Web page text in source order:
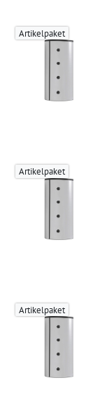
Artikelpaket
Artikelpaket
Artikelpaket